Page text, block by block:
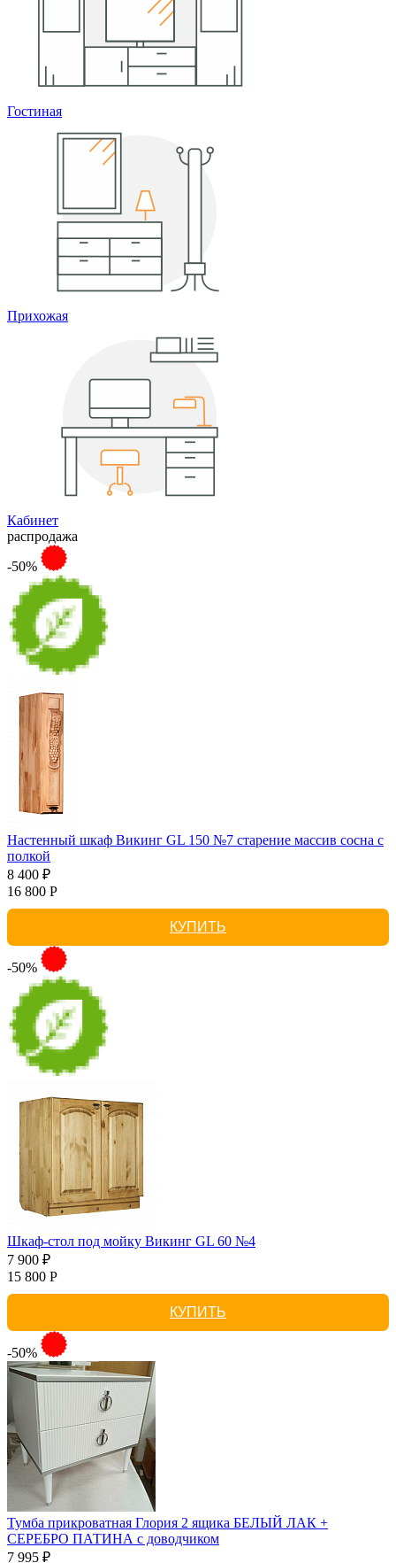
Гостиная
Прихожая
Кабинет
распродажа
-50%
Настенный шкаф Викинг GL 150 №7 старение массив сосна с
полкой
8 400 ₽
16 800 Р
КУПИТЬ
-50%
Шкаф-стол под мойку Викинг GL 60 №4
7 900 ₽
15 800 Р
КУПИТЬ
-50%
Тумба прикроватная Глория 2 ящика БЕЛЫЙ ЛАК +
СЕРЕБРО ПАТИНА с доводчиком
7 995 ₽